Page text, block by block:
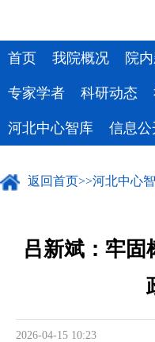
首页 我院概况 院
专家学者 科研动态
河北中心智库 信息公
返回首页>>河北中心
吕新斌：牢固
2026-04-15 10:23